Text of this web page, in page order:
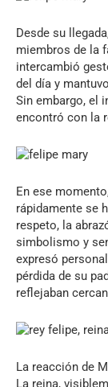
Desde su
miembros de la
intercambió
del día y
Sin embargo, el
encontró con la
En ese
rápidamente se
respeto, la
simbolismo y
expresó
pérdida de su
reflejaban
La reacción de
La reina,